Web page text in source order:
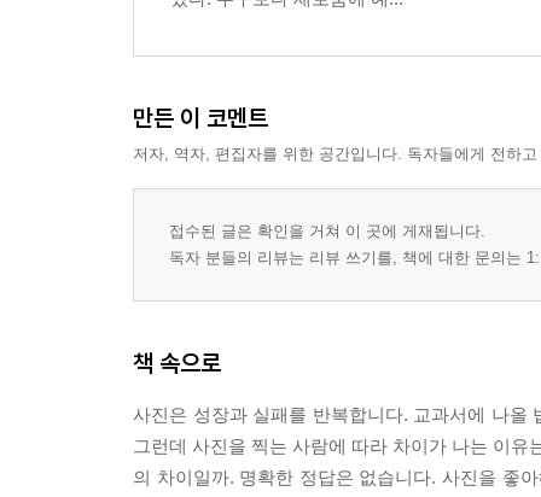
만든 이 코멘트
저자, 역자, 편집자를 위한 공간입니다. 독자들에게 전하
접수된 글은 확인을 거쳐 이 곳에 게재됩니다.
독자 분들의 리뷰는 리뷰 쓰기를, 책에 대한 문의는
책 속으로
사진은 성장과 실패를 반복합니다. 교과서에 나올
그런데 사진을 찍는 사람에 따라 차이가 나는 이
의 차이일까. 명확한 정답은 없습니다. 사진을 좋